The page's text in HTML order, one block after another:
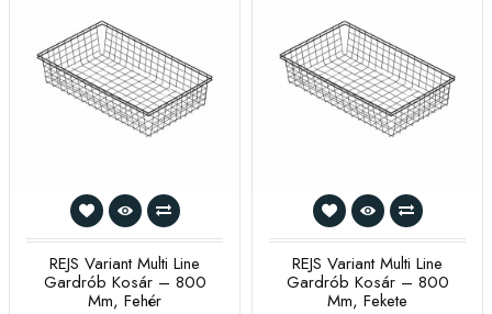
REJS Variant Multi Line
Gardrób Kosár – 800
Mm, Fehér
REJS Variant Multi Line
Gardrób Kosár – 800
Mm, Fekete